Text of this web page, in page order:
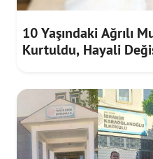
10 Yaşındaki Ağrılı
Kurtuldu, Hayali